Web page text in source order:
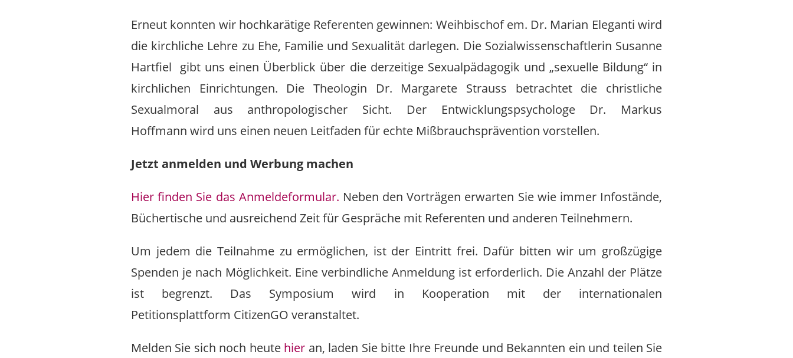
Erneut konnten wir hochkarätige Referenten gewinnen: Weihbischof em. Dr. Marian Eleganti wird
die kirchliche Lehre zu Ehe, Familie und Sexualität darlegen. Die Sozialwissenschaftlerin Susanne
Hartfiel gibt uns einen Überblick über die derzeitige Sexualpädagogik und „sexuelle Bildung“ in
kirchlichen Einrichtungen. Die Theologin Dr. Margarete Strauss betrachtet die christliche
Sexualmoral aus anthropologischer Sicht. Der Entwicklungspsychologe Dr. Markus
Hoffmann wird uns einen neuen Leitfaden für echte Mißbrauchsprävention vorstellen.
Jetzt anmelden und Werbung machen
Hier finden Sie das Anmeldeformular. Neben den Vorträgen erwarten Sie wie immer Infostände,
Büchertische und ausreichend Zeit für Gespräche mit Referenten und anderen Teilnehmern.
Um jedem die Teilnahme zu ermöglichen, ist der Eintritt frei. Dafür bitten wir um großzügige
Spenden je nach Möglichkeit. Eine verbindliche Anmeldung ist erforderlich. Die Anzahl der Plätze
ist begrenzt. Das Symposium wird in Kooperation mit der internationalen
Petitionsplattform CitizenGO veranstaltet.
Melden Sie sich noch heute hier an, laden Sie bitte Ihre Freunde und Bekannten ein und teilen Sie